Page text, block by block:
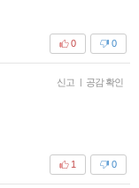
0
0
신고 | 공감 확인
0
1